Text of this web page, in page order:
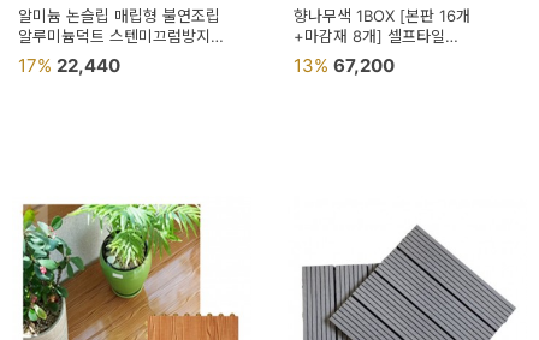
알미늄 논슬립 매립형 불연조립
알루미늄덕트 스텐미끄럼방지
계단논슬립패드
17% 22,440
향나무색 1BOX [본판 16개
+마감재 8개] 셀프타일
셀프인테리어바닥 퍼즐타일
인테리어타일
13% 67,200